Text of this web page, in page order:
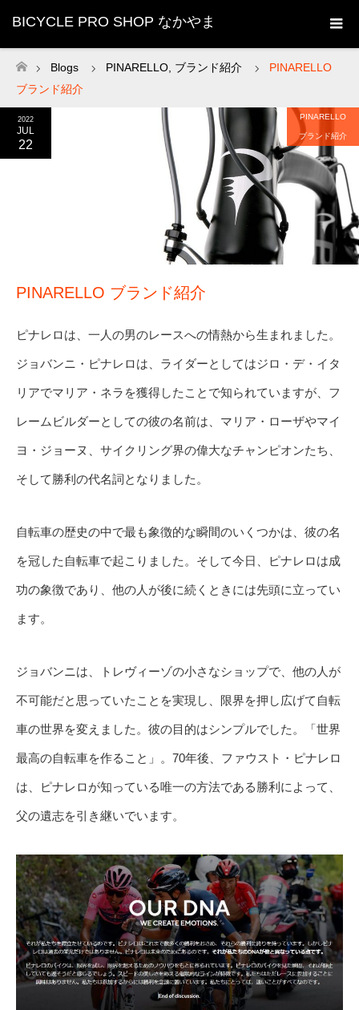
BICYCLE PRO SHOP なかやま
ホーム
Blogs PINARELLO ブランド紹介
PINARELLO
ブランド紹介
2022
JUL
22
PINARELLO
ブランド紹介
PINARELLO ブランド紹介
ピナレロは、一人の男のレースへの情熱から生まれました。
ジョバンニ・ピナレロは、ライダーとしてはジロ・デ・イタ
リアでマリア・ネラを獲得したことで知られていますが、フ
レームビルダーとしての彼の名前は、マリア・ローザやマイ
ヨ・ジョーヌ、サイクリング界の偉大なチャンピオンたち、
そして勝利の代名詞となりました。
自転車の歴史の中で最も象徴的な瞬間のいくつかは、彼の名
を冠した自転車で起こりました。そして今日、ピナレロは成
功の象徴であり、他の人が後に続くときには先頭に立ってい
ます。
ジョバンニは、トレヴィーゾの小さなショップで、他の人が
不可能だと思っていたことを実現し、限界を押し広げて自転
車の世界を変えました。彼の目的はシンプルでした。「世界
最高の自転車を作ること」。70年後、ファウスト・ピナレロ
は、ピナレロが知っている唯一の方法である勝利によって、
父の遺志を引き継いでいます。